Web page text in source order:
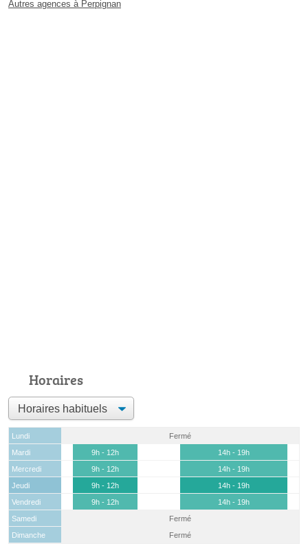
Autres agences à Perpignan
Horaires
Lundi
Fermé
Mardi
9h - 12h
14h - 19h
Mercredi
9h - 12h
14h - 19h
Jeudi
9h - 12h
14h - 19h
Vendredi
9h - 12h
14h - 19h
Samedi
Fermé
Dimanche
Fermé